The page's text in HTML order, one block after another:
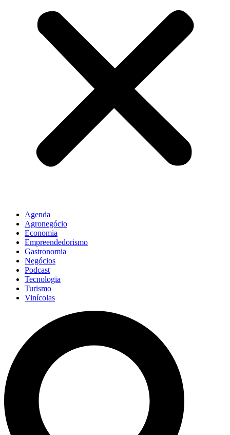
Agenda
Agronegócio
Economia
Empreendedorismo
Gastronomia
Negócios
Podcast
Tecnologia
Turismo
Vinícolas